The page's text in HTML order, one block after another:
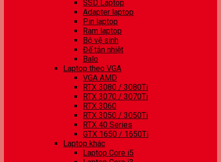
SSD Laptop
Adapter laptop
Pin laptop
Ram laptop
Bộ vệ sinh
Đế tản nhiệt
Balo
Laptop theo VGA
VGA AMD
RTX 3080 / 3080Ti
RTX 3070 / 3070Ti
RTX 3060
RTX 3050 / 3050Ti
RTX 40 Series
GTX 1650 / 1650Ti
Laptop khác
Laptop Core i5